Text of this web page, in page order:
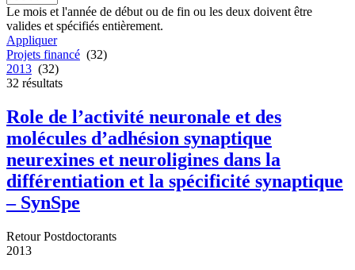
Le mois et l'année de début ou de fin ou les deux doivent être
valides et spécifiés entièrement.
Appliquer
Projets financé (32)
2013 (32)
32 résultats
Role de l’activité neuronale et des
molécules d’adhésion synaptique
neurexines et neuroligines dans la
différentiation et la spécificité synaptique
– SynSpe
Retour Postdoctorants
2013